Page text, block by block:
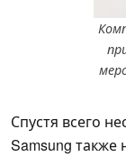
Спустя всего
Samsung также